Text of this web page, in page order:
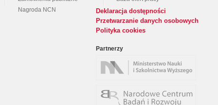
Nagroda NCN
Deklaracja dostępności
Przetwarzanie danych osobowych
Polityka cookies
Partnerzy